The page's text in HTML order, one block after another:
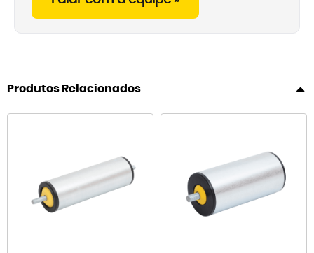
Produtos Relacionados